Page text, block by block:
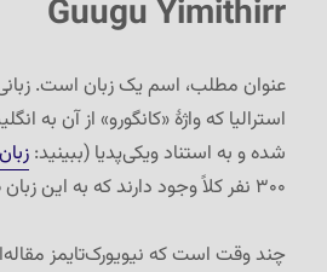
آسان
Guugu Yimithirr
عنوان مطلب، اسم یک زبان است.
استرالیا که واژهٔ «کانگورو» از آن به
شده و به استناد ویکی‌پدیا (ببینید:
۳۰۰ نفر کلاً وجود دارند که به این زبان صحبت می‌کنند.
چند وقت است که نیویورک‌تایمز